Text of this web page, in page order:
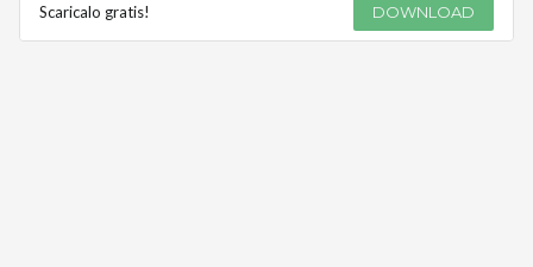
Scaricalo gratis! DOWNLOAD